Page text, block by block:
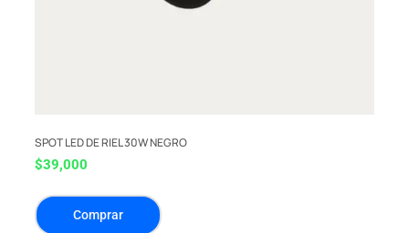
SPOT LED DE RIEL 30W NEGRO
$39,000
Comprar